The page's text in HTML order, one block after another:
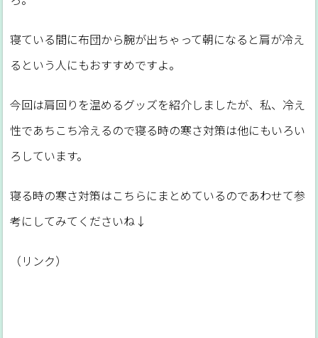
寝ている間に布団から腕が出ちゃって朝になると肩が冷え
るという人にもおすすめですよ。
今回は肩回りを温めるグッズを紹介しましたが、私、冷え
性であちこち冷えるので寝る時の寒さ対策は他にもいろい
ろしています。
寝る時の寒さ対策はこちらにまとめているのであわせて参
考にしてみてくださいね↓
（リンク）